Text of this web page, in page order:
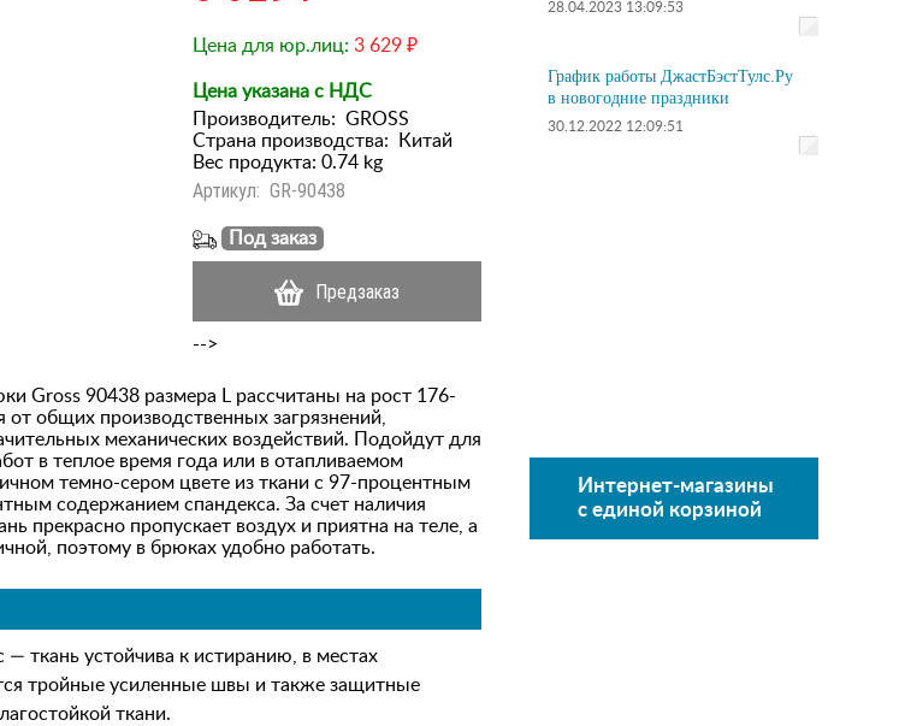
Цена для юр.лиц: 3 629 ₽
Цена указана с НДС
Производитель: GROSS
Страна производства:
Китай
Вес продукта: 0.74 kg
Артикул: GR-90438
Под заказ
Предзаказ
-->
Gross 90438 размера L рассчитаны на рост 176-
общих производственных загрязнений,
механических воздействий. Подойдут для
в теплое время года или в отапливаемом
темно-сером цвете из ткани с 97-процентным
содержанием спандекса. За счет наличия
прекрасно пропускает воздух и приятна на теле, а
поэтому в брюках удобно работать.
— ткань устойчива к истиранию, в местах
тройные усиленные швы и также защитные
ткани.
28.04.2023 13:09:53
График работы ДжастБэстТулс.Ру
в новогодние праздники
30.12.2022 12:09:51
Интернет-магазины
с единой корзиной